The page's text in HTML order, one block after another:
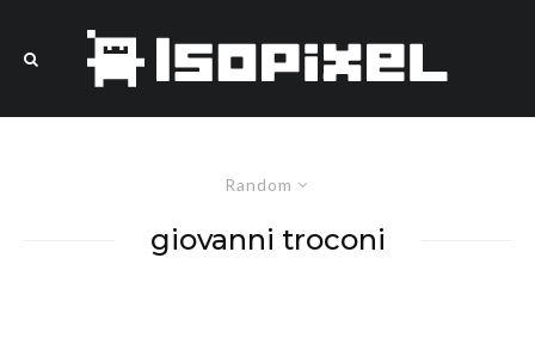
Random
giovanni troconi